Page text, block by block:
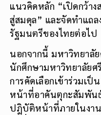
แนวคิดหลัก “เปิดกว้าง
สู่สมดุล” และจัดทำแถ
รัฐมนตรีของไทยต่อไป
นอกจากนี้ มหาวิทยาลั
นักศึกษามหาวิทยาลัย
การคัดเลือกเข้าร่วมเ
หน้าที่อาคันตุกะสัมพัน
ปฎิบัติหน้าที่ภายในงาน